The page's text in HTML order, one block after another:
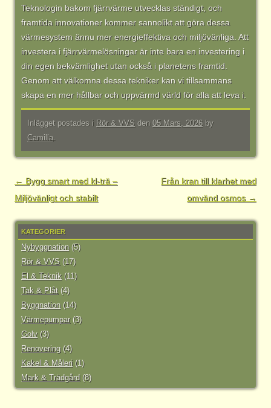
Teknologin bakom fjärrvärme utvecklas ständigt, och
framtida innovationer kommer sannolikt att göra dessa
värmesystem ännu mer energieffektiva och miljövänliga. Att
investera i fjärrvärmelösningar är inte bara en investering i
din egen bekvämlighet utan också i planetens framtid.
Genom att välkomna dessa tekniker kan vi tillsammans
skapa en mer hållbar och uppvärmd värld för alla att leva i.
Inlägget postades i Rör & VVS den 05 Mars, 2026 by
Camilla.
Inläggsnavigering
← Bygg smart med kl-trä –
Miljövänligt och stabilt
Från kran till klarhet med
omvänd osmos →
KATEGORIER
Nybyggnation(5)
Rör & VVS (17)
El & Teknik (11)
Tak & Plåt(4)
Byggnation(14)
Värmepumpar(3)
Golv (3)
Renovering(4)
Kakel & Måleri (1)
Mark & Trädgård(8)